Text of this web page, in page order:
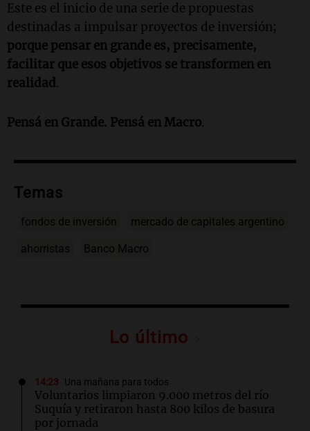
Este es el inicio de una serie de propuestas
destinadas a impulsar proyectos de inversión;
porque pensar en grande es, precisamente,
facilitar que esos objetivos se transformen en
realidad .
Pensá en Grande. Pensá en Macro.
Temas
fondos de inversión mercado de capitales argentino
ahorristas Banco Macro
Lo último
14:23 Una mañana para todos
Voluntarios limpiaron 9.000 metros del río
Suquía y retiraron hasta 800 kilos de basura
por jornada